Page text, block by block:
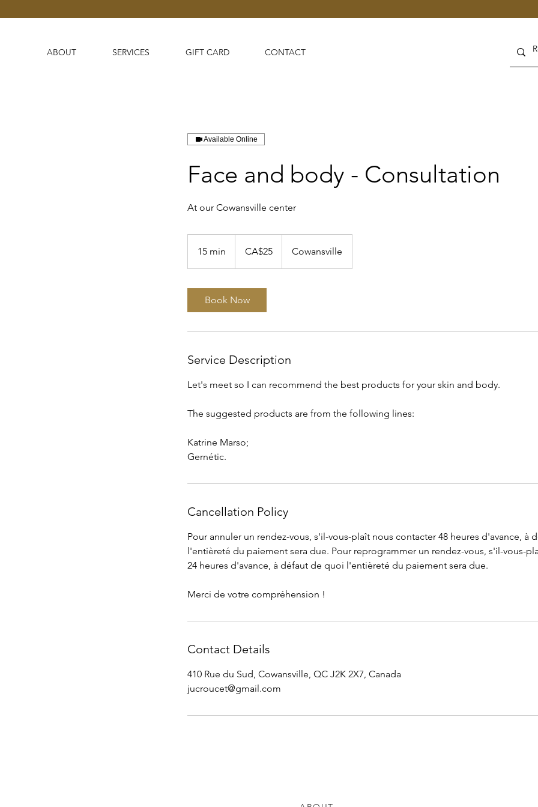
ABOUT SERVICES GIFT CARD CONTACT
Available Online
Face and body - Consultation
At our Cowansville center
15 min
5
dollarsCA$25 Cowansville
Book Now
Service Description
Let's meet so I can recommend the best products for your skin and body.
The suggested products are from the following lines:
Katrine Marso;
Gernétic.
Cancellation Policy
Pour annuler un rendez-vous, s'il-vous-plaît nous contacter 48 heures d'avance, à
l'entièreté du paiement sera due. Pour reprogrammer un rendez-vous, s'il-vous-
24 heures d'avance, à défaut de quoi l'entièreté du paiement sera due.
Merci de votre compréhension !
Contact Details
410 Rue du Sud, Cowansville, QC J2K 2X7, Canada
jucroucet@gmail.com